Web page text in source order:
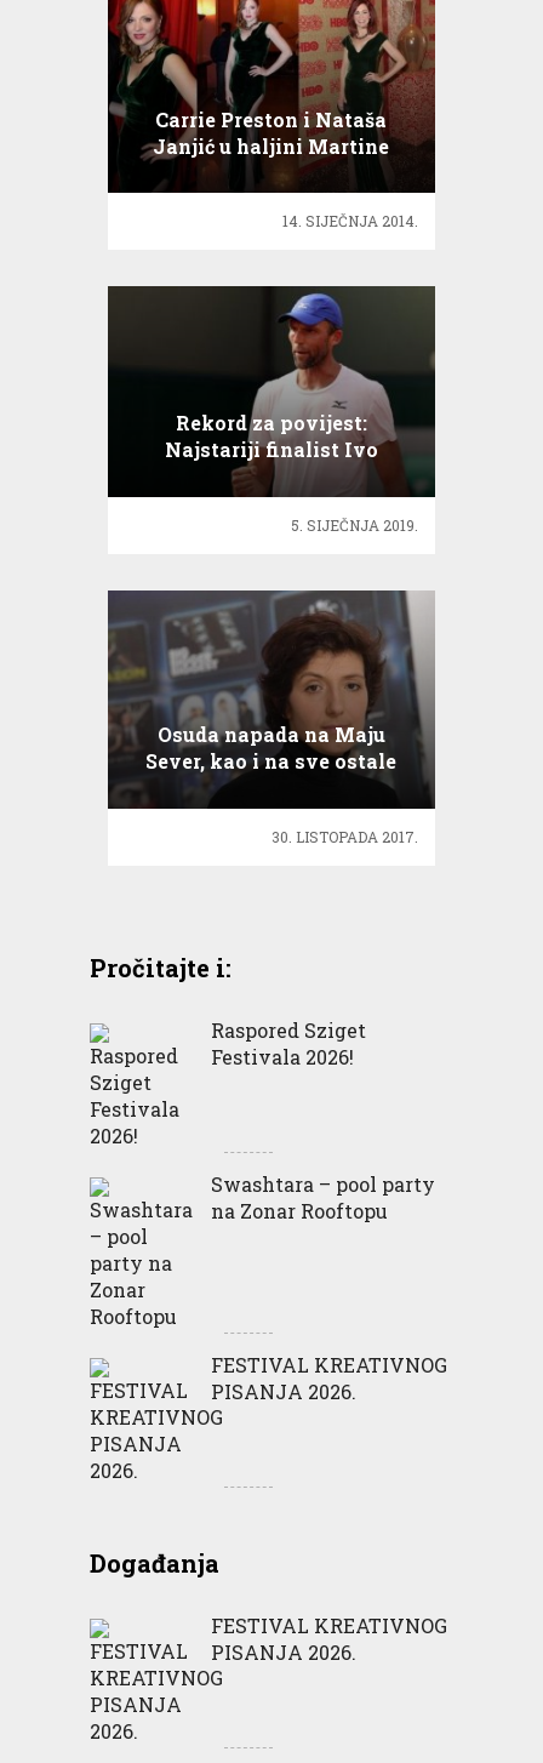
Carrie Preston i Nataša
Janjić u haljini Martine
14. SIJEČNJA 2014.
Rekord za povijest:
Najstariji finalist Ivo
Karlović u finalu Punea
5. SIJEČNJA 2019.
Osuda napada na Maju
Sever, kao i na sve ostale
napade na medijske
djelatnike
30. LISTOPADA 2017.
Pročitajte i:
Raspored Sziget
Festivala 2026!
Swashtara – pool party
na Zonar Rooftopu
FESTIVAL KREATIVNOG
PISANJA 2026.
Događanja
FESTIVAL KREATIVNOG
PISANJA 2026.